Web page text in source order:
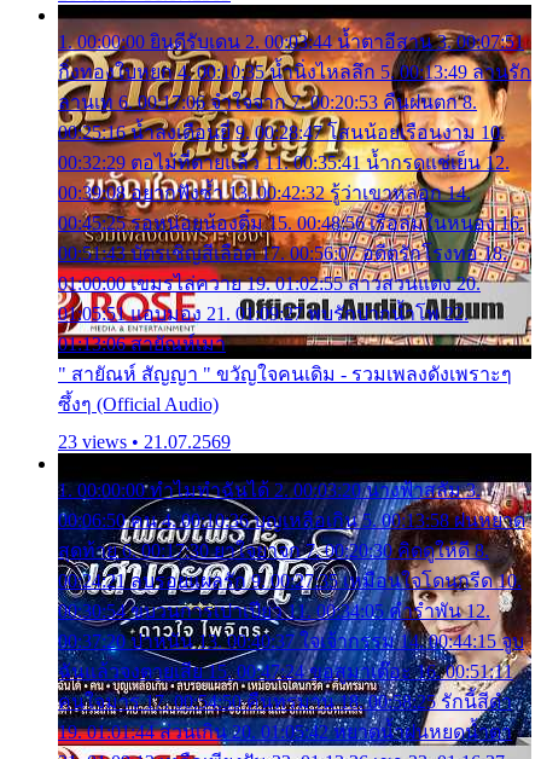
1. 00:00:00 ยินดีรับเดน 2. 00:03:44 น้ำตาอีสาน 3. 00:07:51
กิ่งทองใบหยก 4. 00:10:35 น้ำนิ่งไหลลึก 5. 00:13:49 ลานรัก
ลานเท 6. 00:17:06 จำใจจาก 7. 00:20:53 คืนฝนตก 8.
00:25:16 น้ำลงเดือนยี่ 9. 00:28:47 โสนน้อยเรือนงาม 10.
00:32:29 ตอไม้ที่ตายแล้ว 11. 00:35:41 น้ำกรดแช่เย็น 12.
00:39:08 อยากฟังซ้ำ 13. 00:42:32 รู้ว่าเขาหลอก 14.
00:45:25 รอหน่อยน้องติ๋ม 15. 00:48:56 เรือล่มในหนอง 16.
00:51:43 บัตรเชิญสีเลือด 17. 00:56:07 อดีตรักโรงทอ 18.
01:00:00 เขมรไล่ควาย 19. 01:02:55 สาวสวนแตง 20.
01:05:51 แอบมอง 21. 01:09:27 พบรักปากน้ำโพ 22.
01:13:06 สายัณห์เมา
" สายัณห์ สัญญา " ขวัญใจคนเดิม - รวมเพลงดังเพราะๆ
ซึ้งๆ (Official Audio)
23 views • 21.07.2569
1. 00:00:00 ทำไมทำฉันได้ 2. 00:03:20 นางฟ้าสลัม 3.
00:06:50 คน 4. 00:10:36 บุญเหลือเกิน 5. 00:13:58 ฝนหยาด
สุดท้าย 6. 00:17:30 ยาใจยาจก 7. 00:20:30 คิดดูให้ดี 8.
00:24:21 ลบรอยแผลรัก 9. 00:27:35 เหมือนใจโดนกรีด 10.
00:30:54 ขบวนการเปาเปียว 11. 00:34:05 คำรำพัน 12.
00:37:20 ปาหนัน 13. 00:40:37 ใจเจ้ากรรม 14. 00:44:15 จูบ
ฉันแล้วจงตายเสีย 15. 00:47:24 ขอสูมาเต๊อะ 16. 00:51:11
คนใจมาร 17. 00:54:50 คืนทรมาน 18. 00:58:25 รักนี้สีดำ
19. 01:01:44 ส่วนเกิน 20. 01:05:42 หยาดน้ำฝนหยดน้ำตา